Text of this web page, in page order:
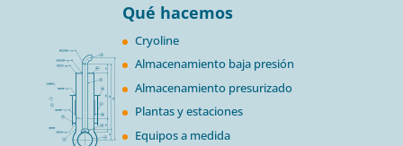
Qué hacemos
Cryoline
Almacenamiento baja presión
Almacenamiento presurizado
Plantas y estaciones
Equipos a medida